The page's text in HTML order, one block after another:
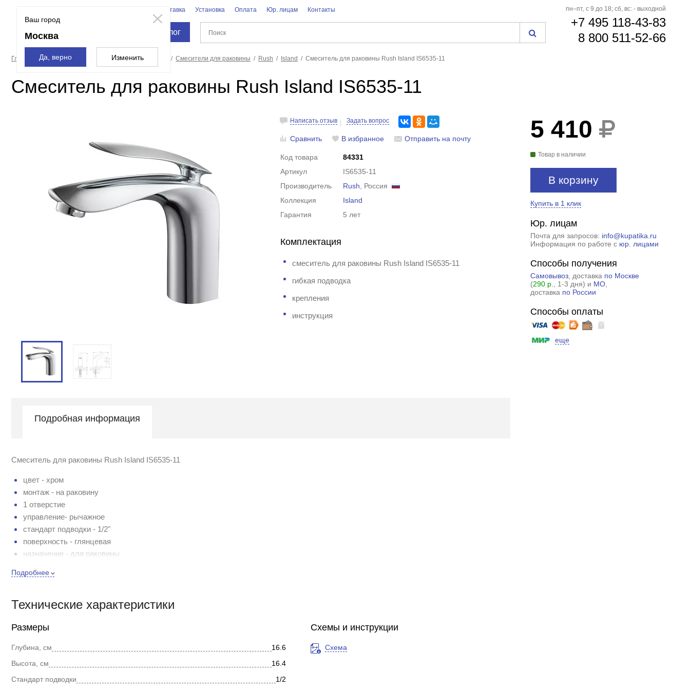
Ваш город
Москва
Да, верно Изменить
Доставка Установка Оплата Юр. лицам Контакты
Каталог
пн–пт, с 9 до 18; сб, вс: - выходной
+7 495 118-43-83
8 800 511-52-66
Главная страница Смесители и души Смесители Смесители для раковины Rush Island Смеситель для раковины Rush Island IS6535-11
Смеситель для раковины Rush Island IS6535-11
Написать отзыв Задать вопрос
Сравнить В избранное Отправить на почту
Код товара
84331
Артикул
IS6535-11
Производитель
Rush , Россия
Коллекция
Island
Гарантия
5 лет
Комплектация
смеситель для раковины Rush Island IS6535-11
гибкая подводка
крепления
инструкция
5 410
Товар в наличии
В корзину
Купить в 1 клик
Юр. лицам
Почта для запросов: info@kupatika.ru
Информация по работе с юр. лицами
Способы получения
Самовывоз, доставка по Москве
(290 р. , 1-3 дня) и МО,
доставка по России
Способы оплаты
еще
Подробная информация
Смеситель для раковины Rush Island IS6535-11
цвет - хром
монтаж - на раковину
1 отверстие
управление- рычажное
стандарт подводки - 1/2"
поверхность - глянцевая
назначение - для раковины
излив фиксированный
Подробнее
Технические характеристики
Размеры
Глубина, см
16.6
Высота, см
16.4
Стандарт подводки
1/2
Схемы и инструкции
Схема